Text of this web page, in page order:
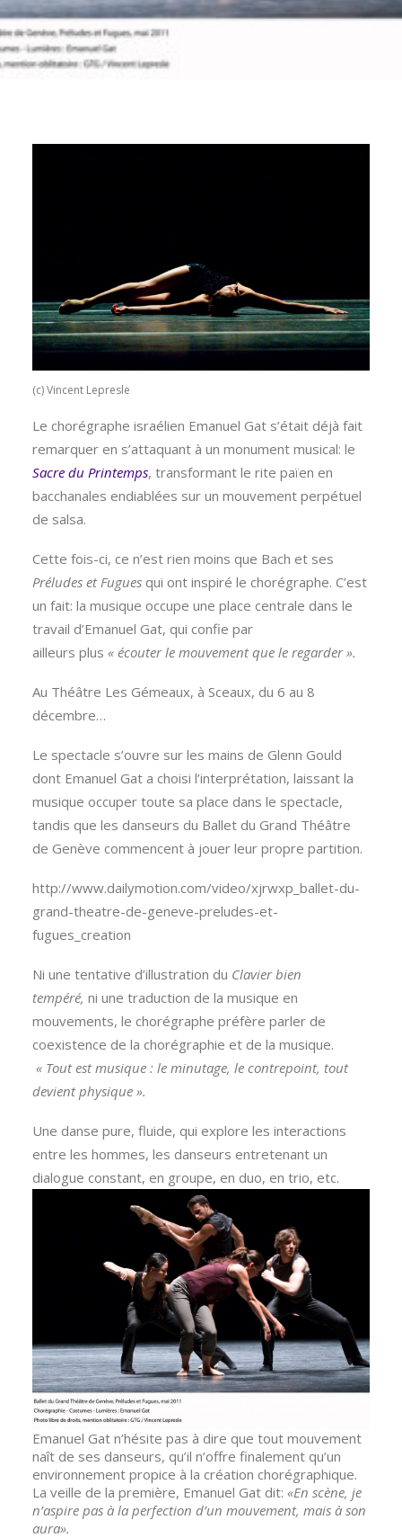
(c) Vincent Lepresle
Le chorégraphe israélien Emanuel Gat s’était déjà fait
remarquer en s’attaquant à un monument musical: le
Sacre du Printemps, transformant le rite païen en
bacchanales endiablées sur un mouvement perpétuel
de salsa.
Cette fois-ci, ce n’est rien moins que Bach et ses
Préludes et Fugues qui ont inspiré le chorégraphe. C’est
un fait: la musique occupe une place centrale dans le
travail d’Emanuel Gat, qui confie par
ailleurs plus « écouter le mouvement que le regarder ».
Au Théâtre Les Gémeaux, à Sceaux, du 6 au 8
décembre…
Le spectacle s’ouvre sur les mains de Glenn Gould
dont Emanuel Gat a choisi l’interprétation, laissant la
musique occuper toute sa place dans le spectacle,
tandis que les danseurs du Ballet du Grand Théâtre
de Genève commencent à jouer leur propre partition.
http://www.dailymotion.com/video/xjrwxp_ballet-du-
grand-theatre-de-geneve-preludes-et-
fugues_creation
Ni une tentative d’illustration du Clavier bien
tempéré, ni une traduction de la musique en
mouvements, le chorégraphe préfère parler de
coexistence de la chorégraphie et de la musique.
« Tout est musique : le minutage, le contrepoint, tout
devient physique ».
Une danse pure, fluide, qui explore les interactions
entre les hommes, les danseurs entretenant un
dialogue constant, en groupe, en duo, en trio, etc.
Emanuel Gat n’hésite pas à dire que tout mouvement
naît de ses danseurs, qu’il n’offre finalement qu’un
environnement propice à la création chorégraphique.
La veille de la première, Emanuel Gat dit: «En scène, je
n’aspire pas à la perfection d’un mouvement, mais à son
aura».